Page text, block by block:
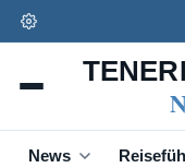
News
Teneriffa News
Schneller lesen,